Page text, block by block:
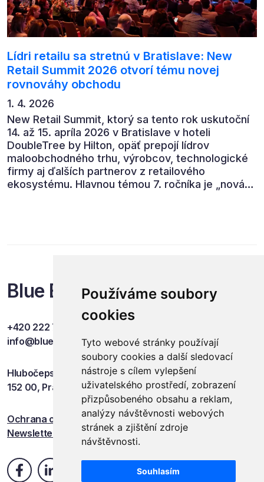
Používáme soubory
cookies
Tyto webové stránky používají
soubory cookies a další sledovací
nástroje s cílem vylepšení
uživatelského prostředí, zobrazení
přizpůsobeného obsahu a reklam,
analýzy návštěvnosti webových
stránek a zjištění zdroje
návštěvnosti.
Souhlasím
Lídri retailu sa stretnú v Bratislave: New
Retail Summit 2026 otvorí tému novej
rovnováhy obchodu
1. 4. 2026
New Retail Summit, ktorý sa tento rok uskutoční
14. až 15. apríla 2026 v Bratislave v hoteli
DoubleTree by Hilton, opäť prepojí lídrov
maloobchodného trhu, výrobcov, technologické
firmy aj ďalších partnerov z retailového
ekosystému. Hlavnou témou 7. ročníka je „nová
Blue Events
+420 222 749 841
info@blueevents.eu
Hlubočepská 701/38c
152 00, Praha 5
Ochrana osobních údajů
Newsletter